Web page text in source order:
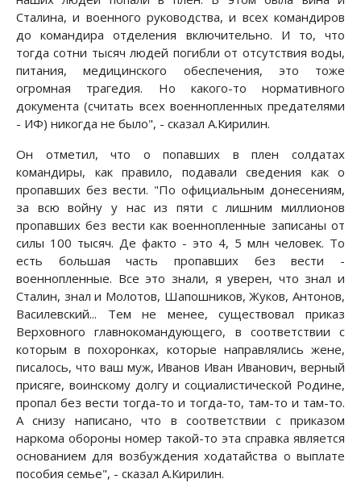
Сталина, и военного руководства, и всех командиров
до командира отделения включительно. И то, что
тогда сотни тысяч людей погибли от отсутствия воды,
питания, медицинского обеспечения, это тоже
огромная трагедия. Но какого-то нормативного
документа (считать всех военнопленных предателями
- ИФ) никогда не было", - сказал А.Кирилин.
Он отметил, что о попавших в плен солдатах
командиры, как правило, подавали сведения как о
пропавших без вести. "По официальным донесениям,
за всю войну у нас из пяти с лишним миллионов
пропавших без вести как военнопленные записаны от
силы 100 тысяч. Де факто - это 4, 5 млн человек. То
есть большая часть пропавших без вести -
военнопленные. Все это знали, я уверен, что знал и
Сталин, знал и Молотов, Шапошников, Жуков, Антонов,
Василевский... Тем не менее, существовал приказ
Верховного главнокомандующего, в соответствии с
которым в похоронках, которые направлялись жене,
писалось, что ваш муж, Иванов Иван Иванович, верный
присяге, воинскому долгу и социалистической Родине,
пропал без вести тогда-то и тогда-то, там-то и там-то.
А снизу написано, что в соответствии с приказом
наркома обороны номер такой-то эта справка является
основанием для возбуждения ходатайства о выплате
пособия семье", - сказал А.Кирилин.